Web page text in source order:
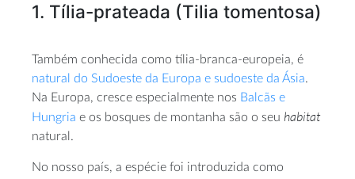
1. Tília-prateada (Tilia tomentosa)
Também conhecida como tília-branca-europeia, é
natural do Sudoeste da Europa e sudoeste da Ásia.
Na Europa, cresce especialmente nos Balcãs e
Hungria e os bosques de montanha são o seu habitat
natural.
No nosso país, a espécie foi introduzida como